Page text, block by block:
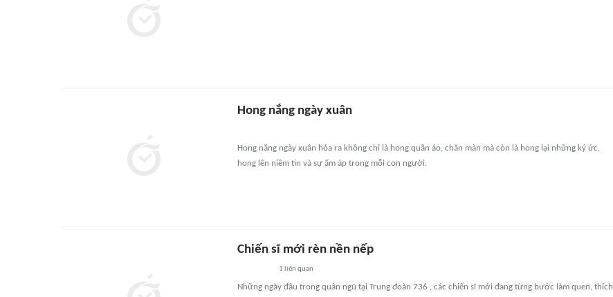
Hong nắng ngày xuân
Hong nắng ngày xuân hóa ra không chỉ là hong quần áo, chăn màn mà còn là hong lại những ký ức,
hong lên niềm tin và sự ấm áp trong mỗi con người.
Chiến sĩ mới rèn nền nếp
1 liên quan
Những ngày đầu trong quân ngũ tại Trung đoàn 736 , các chiến sĩ mới đang từng bước làm quen, thích